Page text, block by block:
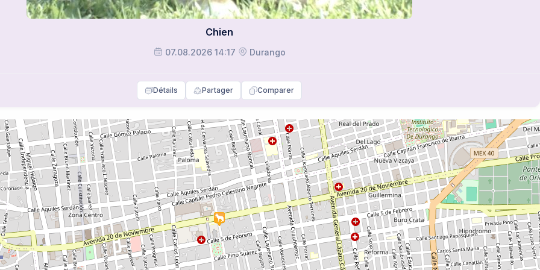
Chien
07.08.2026 14:17 Durango
Détails Partager Comparer